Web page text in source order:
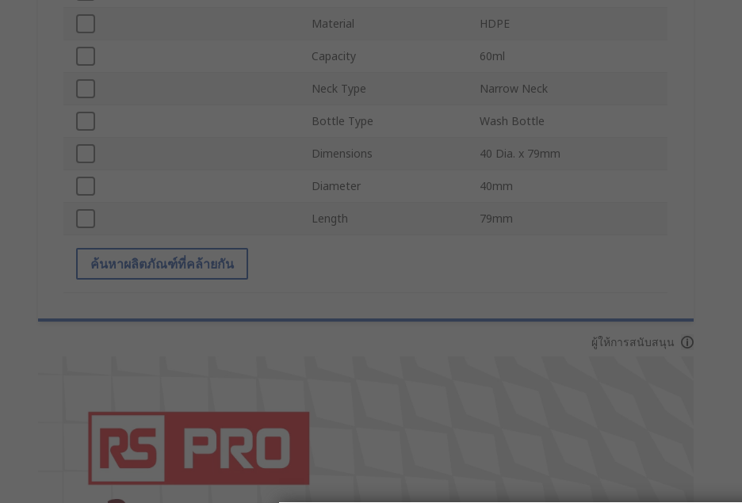
Material HDPE
Capacity 60ml
Neck Type Narrow Neck
Bottle Type Wash Bottle
Dimensions 40 Dia. x 79mm
Diameter 40mm
Length 79mm
ค้นหาผลิตภัณฑ์ที่คล้ายกัน
ผู้ให้การสนับสนุน